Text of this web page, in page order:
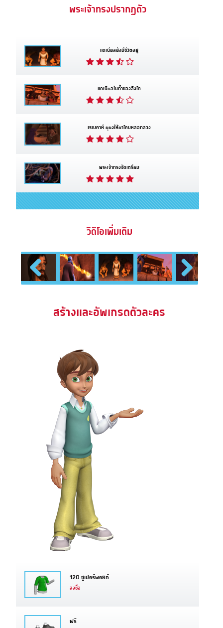
พระเจ้าทรงปรากฏตัว
แดเนียลยังมีชีวิตอยู่
แดเนียลในถ้ำของสิงโต
เรเบคาห์ ยุยงให้ยาโคบหลอกลวง
พระเจ้าทรงจัดเตรียม
วิดีโอเพิ่มเติม
Previous Next
สร้างและอัพเกรดตัวละคร
120 ซูเปอร์พอยท์
ลงชื่อ
ฟรี